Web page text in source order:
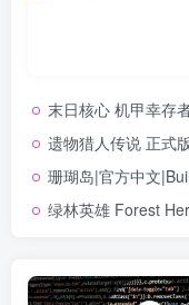
末日核心 机甲幸存者|官
遗物猎人传说 正式版|官方
珊瑚岛|官方中文
绿林英雄 Forest Heroes|官方